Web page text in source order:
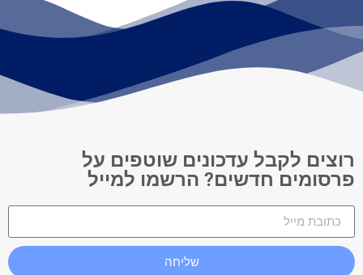
רוצים לקבל עדכונים שוטפים על
פרסומים חדשים? הרשמו למייל
שליחה